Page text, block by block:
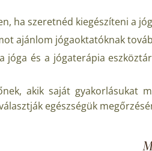
ha szeretnéd kiegészíteni a
ajánlom jógaoktatóknak
jóga és a jógaterápia
akik saját gyakorlásukat
egészségük